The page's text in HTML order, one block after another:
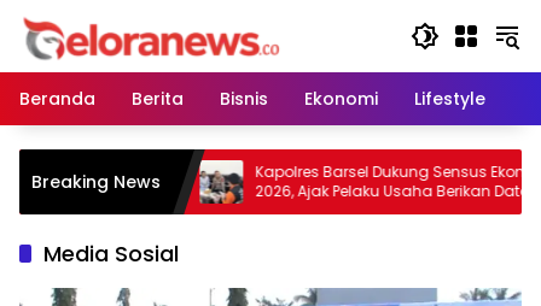
Langsung
konten
Beranda
Berita Bisnis Ekonomi Lifestyle
Breaking News
Tidak
Wujudkan
Asap
Kapolres Barsel Dukung Sensus Ekonomi
2026, Ajak Pelaku Usaha Berikan Data
yang Jujur
Media Sosial